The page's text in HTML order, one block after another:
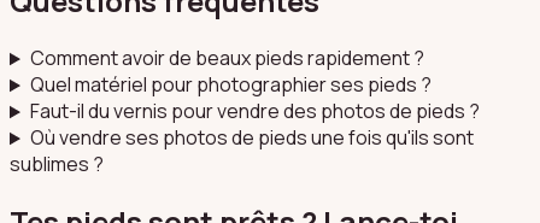
Comment avoir de beaux pieds rapidement ?
Quel matériel pour photographier ses pieds ?
Faut-il du vernis pour vendre des photos de pieds ?
Où vendre ses photos de pieds une fois qu'ils sont
sublimes ?